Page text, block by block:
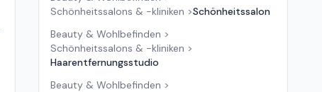
Schönheitssalons & -kliniken >Schönheitssalon
Beauty & Wohlbefinden >
Schönheitssalons & -kliniken >
Haarentfernungsstudio
Beauty & Wohlbefinden >